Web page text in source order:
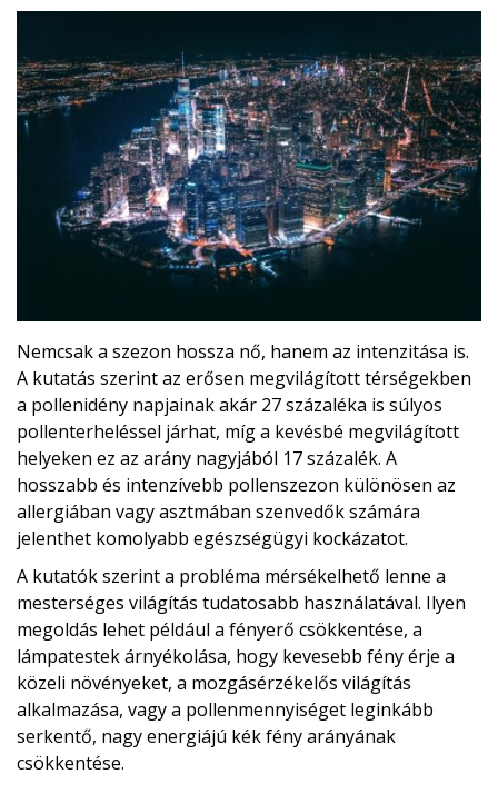
Nemcsak a szezon hossza nő, hanem az intenzitása is.
A kutatás szerint az erősen megvilágított térségekben
a pollenidény napjainak akár 27 százaléka is súlyos
pollenterheléssel járhat, míg a kevésbé megvilágított
helyeken ez az arány nagyjából 17 százalék. A
hosszabb és intenzívebb pollenszezon különösen az
allergiában vagy asztmában szenvedők számára
jelenthet komolyabb egészségügyi kockázatot.
A kutatók szerint a probléma mérsékelhető lenne a
mesterséges világítás tudatosabb használatával. Ilyen
megoldás lehet például a fényerő csökkentése, a
lámpatestek árnyékolása, hogy kevesebb fény érje a
közeli növényeket, a mozgásérzékelős világítás
alkalmazása, vagy a pollenmennyiséget leginkább
serkentő, nagy energiájú kék fény arányának
csökkentése.